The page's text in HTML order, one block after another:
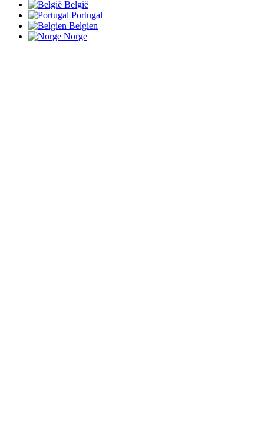
België
Portugal
Belgien
Norge